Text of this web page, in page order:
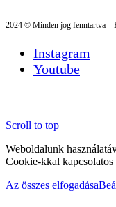
2024 © Minden jog fenntartva –
Instagram
Youtube
Scroll to top
Weboldalunk
Cookie-kkal
Az összes elfogadása